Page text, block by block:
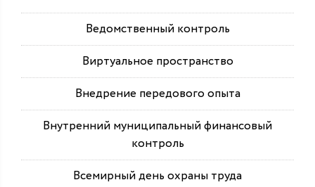
Ведомственный контроль
Виртуальное пространство
Внедрение передового опыта
Внутренний муниципальный финансовый
контроль
Всемирный день охраны труда